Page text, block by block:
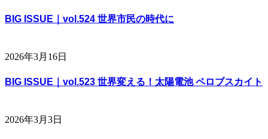
BIG ISSUE｜vol.524 世界市民の時代に
2026年3月16日
BIG ISSUE｜vol.523 世界変える！太陽電池 ペロブスカイト
2026年3月3日